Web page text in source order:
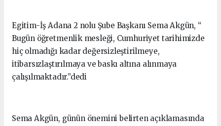
Egitim-İş Adana 2 nolu Şube Başkanı Sema Akgün, “
Bugün öğretmenlik mesleği, Cumhuriyet tarihimizde
hiç olmadığı kadar değersizleştirilmeye,
itibarsızlaştırılmaya ve baskı altına alınmaya
çalışılmaktadır.”dedi
Sema Akgün, günün önemini belirten açıklamasında